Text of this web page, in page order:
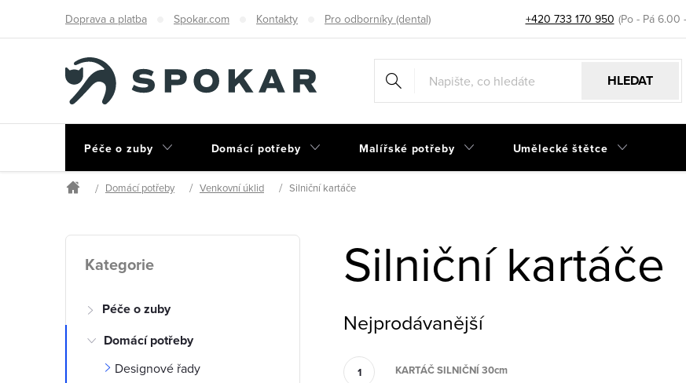
+420 733 170 950
Doprava a platba Spokar.com Kontakty Pro odborníky (dental)
HLEDAT
Péče o zuby Domácí potřeby Malířské potřeby Umělecké štětce
Domů
Domácí potřeby Venkovní úklid Silniční kartáče
P
s
kategorie
Kategorie
Péče o zuby
Domácí potřeby
Designové řady
Silniční kartáče
Nejprodávanější
KARTÁČ SILNIČNÍ 30cm